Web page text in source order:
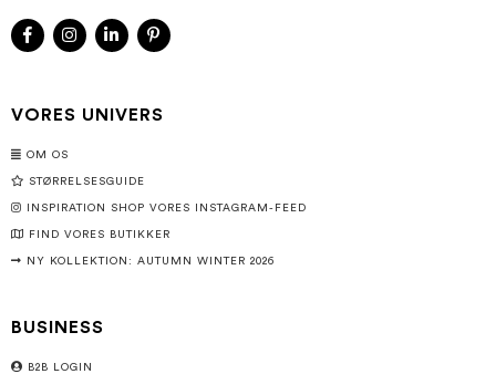
VORES UNIVERS
OM OS
STØRRELSESGUIDE
INSPIRATION SHOP VORES INSTAGRAM-FEED
FIND VORES BUTIKKER
NY KOLLEKTION: AUTUMN WINTER 2026
BUSINESS
B2B LOGIN